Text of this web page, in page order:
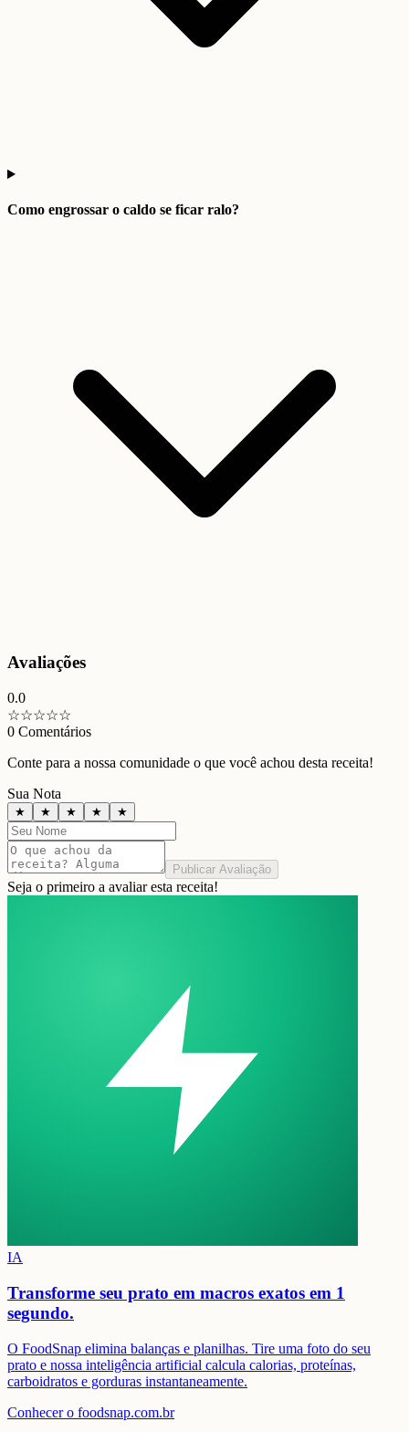
Como engrossar o caldo se ficar ralo?
Avaliações
0.0
☆☆☆☆☆
0 Comentários
Conte para a nossa comunidade o que você achou desta receita!
Sua Nota
★ ★ ★ ★ ★
Publicar Avaliação
Seja o primeiro a avaliar esta receita!
IA
Transforme seu prato em macros exatos em 1
segundo.
O FoodSnap elimina balanças e planilhas. Tire uma foto do seu
prato e nossa inteligência artificial calcula calorias, proteínas,
carboidratos e gorduras instantaneamente.
Conhecer o foodsnap.com.br